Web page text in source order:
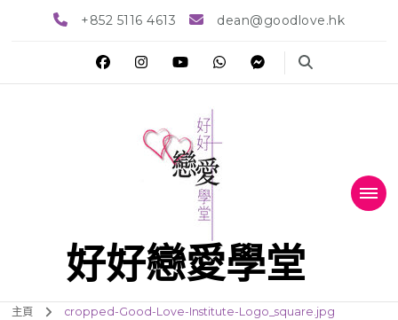
+852 5116 4613 dean@goodlove.hk
好好戀愛學堂
主頁 cropped-Good-Love-Institute-Logo_square.jpg